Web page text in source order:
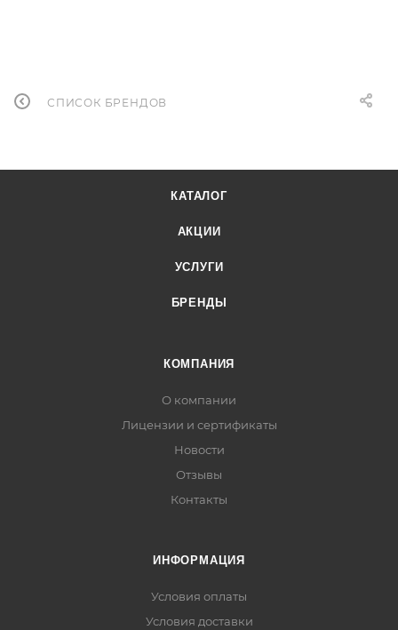
СПИСОК БРЕНДОВ
КАТАЛОГ
АКЦИИ
УСЛУГИ
БРЕНДЫ
КОМПАНИЯ
О компании
Лицензии и сертификаты
Новости
Отзывы
Контакты
ИНФОРМАЦИЯ
Условия оплаты
Условия доставки